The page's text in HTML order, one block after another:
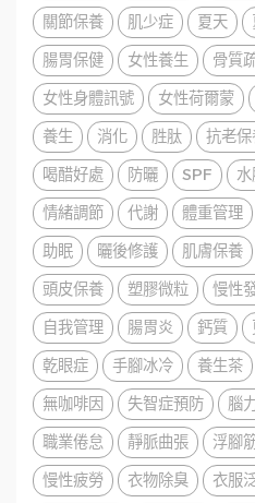
關節保養
肌少症 夏天
腸胃保健
女性養生 骨質
女性身體訊號
女性荷爾蒙
養生
消化 胜肽 抗老保
喝醋好處
防曬 SPF
情緒調節
代謝 體重管理
助眠
曬後修護 肌膚保養
頭皮保養
塑膠微粒 慢性
自我管理
腸胃炎 鈣質
乾眼症
手腳冰冷 養生茶
無咖啡因
失智症預防 腦
職業倦怠
靜脈曲張 浮腳
慢性疲勞
衣物除臭 衣服